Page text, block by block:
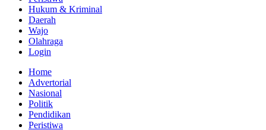
Hukum & Kriminal
Daerah
Wajo
Olahraga
Login
Home
Advertorial
Nasional
Politik
Pendidikan
Peristiwa